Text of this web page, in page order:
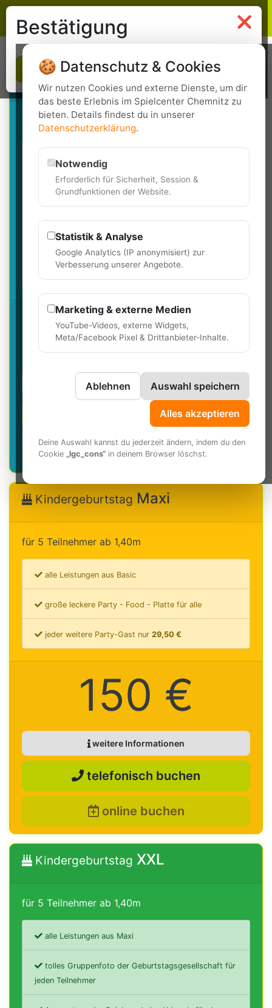
❌
Bestätigung
🍪 Datenschutz & Cookies
Wir nutzen Cookies und externe Dienste, um dir
das beste Erlebnis im Spielcenter Chemnitz zu
bieten. Details findest du in unserer
Datenschutzerklärung.
Notwendig
Erforderlich für Sicherheit, Session &
Grundfunktionen der Website.
Statistik & Analyse
Google Analytics (IP anonymisiert) zur
Verbesserung unserer Angebote.
Marketing & externe Medien
YouTube-Videos, externe Widgets,
Meta/Facebook Pixel & Drittanbieter-Inhalte.
Ablehnen Auswahl speichern
Alles akzeptieren
Deine Auswahl kannst du jederzeit ändern, indem du den
Cookie „lgc_cons“in deinem Browser löschst.
OK
Lasergame Chemnitz
Kindergeburtstag Basic
für 5 Teilnehmer ab 1,40m
5 x 0,4 l kühles Soft-Getränk
Knabber- & Süßigkeitenkorb für alle
116 €
weitere Informationen
telefonisch buchen
online buchen
Kindergeburtstag Maxi
für 5 Teilnehmer ab 1,40m
alle Leistungen aus Basic
große leckere Party - Food - Platte für alle
jeder weitere Party-Gast nur 29,50 €
150 €
weitere Informationen
telefonisch buchen
online buchen
Kindergeburtstag XXL
für 5 Teilnehmer ab 1,40m
alle Leistungen aus Maxi
tolles Gruppenfoto der Geburtstagsgesellschaft für
jeden Teilnehmer